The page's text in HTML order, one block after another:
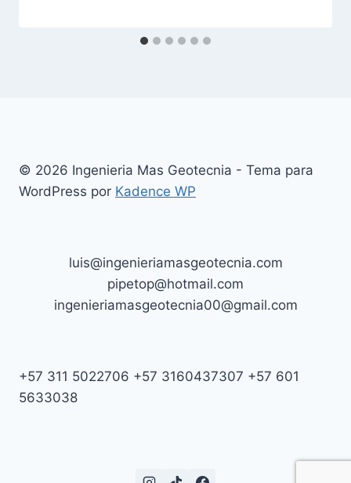
© 2026 Ingenieria Mas Geotecnia - Tema para
WordPress por Kadence WP
luis@ingenieriamasgeotecnia.com
pipetop@hotmail.com
ingenieriamasgeotecnia00@gmail.com
+57 311 5022706 +57 3160437307 +57 601
5633038